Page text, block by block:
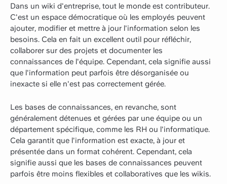
Dans un wiki d'entreprise, tout le monde est contributeur.
C'est un espace démocratique où les employés peuvent
ajouter, modifier et mettre à jour l'information selon les
besoins. Cela en fait un excellent outil pour réfléchir,
collaborer sur des projets et documenter les
connaissances de l'équipe. Cependant, cela signifie aussi
que l'information peut parfois être désorganisée ou
inexacte si elle n'est pas correctement gérée.
Les bases de connaissances, en revanche, sont
généralement détenues et gérées par une équipe ou un
département spécifique, comme les RH ou l'informatique.
Cela garantit que l'information est exacte, à jour et
présentée dans un format cohérent. Cependant, cela
signifie aussi que les bases de connaissances peuvent
parfois être moins flexibles et collaboratives que les wikis.